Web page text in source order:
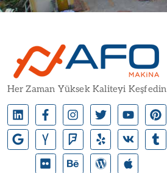
Her Zaman Yüksek Kaliteyi Keşfedin